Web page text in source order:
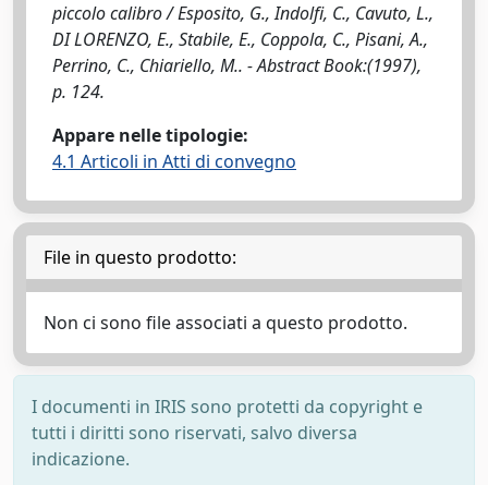
piccolo calibro / Esposito, G., Indolfi, C., Cavuto, L.,
DI LORENZO, E., Stabile, E., Coppola, C., Pisani, A.,
Perrino, C., Chiariello, M.. - Abstract Book:(1997),
p. 124.
Appare nelle tipologie:
4.1 Articoli in Atti di convegno
File in questo prodotto:
Non ci sono file associati a questo prodotto.
I documenti in IRIS sono protetti da copyright e
tutti i diritti sono riservati, salvo diversa
indicazione.